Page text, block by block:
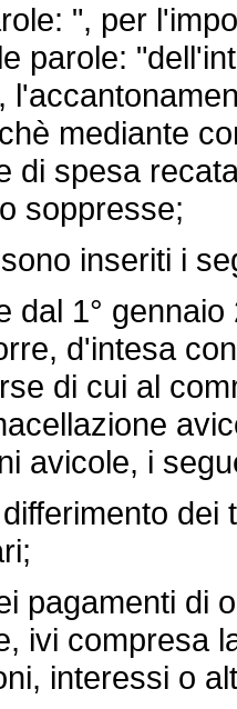
", per
parole:
mediante
di spesa
soppresse;
inseriti i
dal 1°
d'intesa
di cui al
avicole, i
dei
pagamenti di
ivi compresa
interessi o